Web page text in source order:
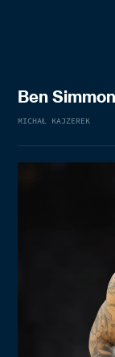
Ben
MICHAŁ KAJZEREK